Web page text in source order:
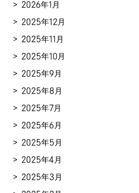
2026年1月
2025年12月
2025年11月
2025年10月
2025年9月
2025年8月
2025年7月
2025年6月
2025年5月
2025年4月
2025年3月